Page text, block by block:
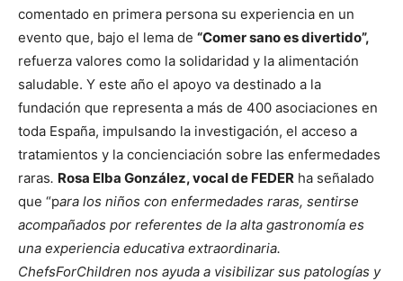
comentado en primera persona su experiencia en un
evento que, bajo el lema de “Comer sano es divertido”,
refuerza valores como la solidaridad y la alimentación
saludable. Y este año el apoyo va destinado a la
fundación que representa a más de 400 asociaciones en
toda España, impulsando la investigación, el acceso a
tratamientos y la concienciación sobre las enfermedades
raras. Rosa Elba González, vocal de FEDER ha señalado
que “para los niños con enfermedades raras, sentirse
acompañados por referentes de la alta gastronomía es
una experiencia educativa extraordinaria.
ChefsForChildren nos ayuda a visibilizar sus patologías y